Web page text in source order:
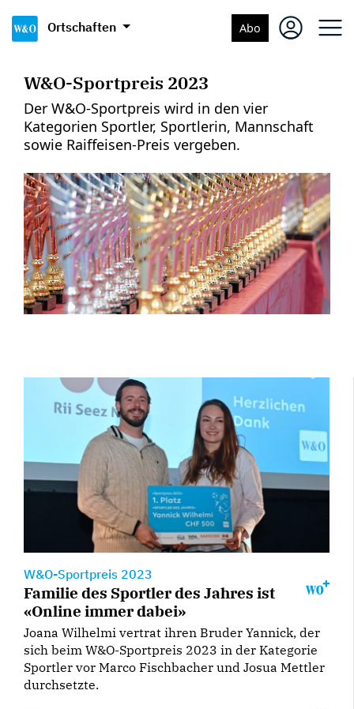
Ortschaften Abo
W&O-Sportpreis 2023
Der W&O-Sportpreis wird in den vier
Kategorien Sportler, Sportlerin, Mannschaft
sowie Raiffeisen-Preis vergeben.
W&O-Sportpreis 2023
Familie des Sportler des Jahres ist
«Online immer dabei»
Joana Wilhelmi vertrat ihren Bruder Yannick, der
sich beim W&O-Sportpreis 2023 in der Kategorie
Sportler vor Marco Fischbacher und Josua Mettler
durchsetzte.